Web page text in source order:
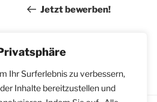
Ihr Surferlebnis zu verbessern,
Inhalte bereitzustellen und
Beitrag
Jetzt bewerben!